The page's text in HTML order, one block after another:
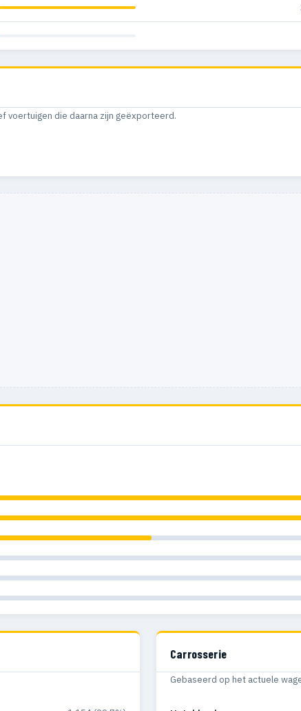
voertuigen die daarna zijn geëxporteerd.
Carrosserie
Gebaseerd op het actuele